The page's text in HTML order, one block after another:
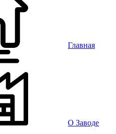
Главная
О Заводе